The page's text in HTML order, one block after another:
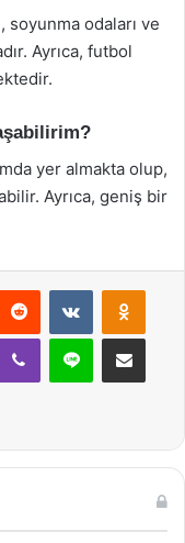
soyunma odaları ve
Ayrıca, futbol
yer almakta olup,
Ayrıca, geniş bir
Reddit VKontakte
Viber Line E-Posta ile